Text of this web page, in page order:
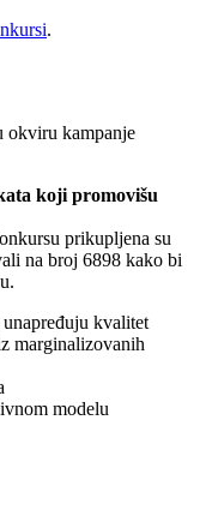
.
okviru kampanje
koji promovišu
prikupljena su
na broj 6898 kako bi
kvalitet
marginalizovanih
modelu